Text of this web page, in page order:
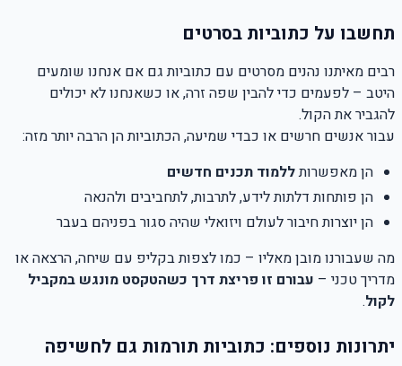
תחשבו על כתוביות בסרטים
רבים מאיתנו נהנים מסרטים עם כתוביות גם אם אנחנו שומעים
היטב – לפעמים כדי להבין שפה זרה, או כשאנחנו לא יכולים
להגביר את הקול.
עבור אנשים חרשים או כבדי שמיעה, הכתוביות הן הרבה יותר מזה:
הן מאפשרותללמוד תכנים חדשים
הן פותחות דלתות לידע, לתרבות, לתחביבים ולהנאה
הן יוצרות חיבור לעולם ויזואלי שהיה סגור בפניהם בעבר
מה שעבורנו מובן מאליו – כמו לצפות בקליפ עם שיחה, הרצאה או
מדריך טכני – עבורם זו פריצת דרך כשהטקסט מונגש במקביל
לקול.
יתרונות נוספים: כתוביות תורמות גם לחשיפה